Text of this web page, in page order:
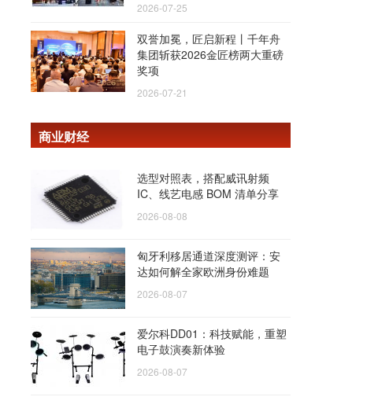
2026-07-25
双誉加冕，匠启新程丨千年舟
集团斩获2026金匠榜两大重磅
奖项
2026-07-21
商业财经
选型对照表，搭配威讯射频
IC、线艺电感 BOM 清单分享
2026-08-08
匈牙利移居通道深度测评：安
达如何解全家欧洲身份难题
2026-08-07
爱尔科DD01：科技赋能，重塑
电子鼓演奏新体验
2026-08-07